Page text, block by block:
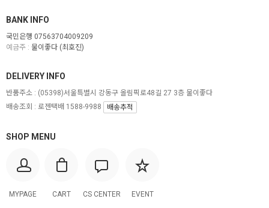
BANK INFO
국민은행 07563704009209
예금주 : 물이좋다 (최호진)
SHOP MENU
MYPAGE CART CS CENTER EVENT
DELIVERY INFO
반품주소 : (05398)서울특별시 강동구 올림픽로48길 27 3층 물이좋다
배송조회 : 로젠택배 1588-9988
배송추적